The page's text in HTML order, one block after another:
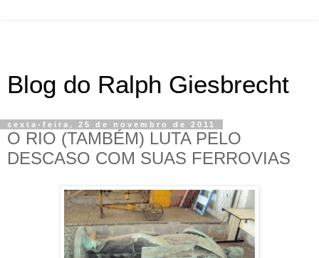
Blog do Ralph Giesbrecht
sexta-feira, 25 de novembro de 2011
O RIO (TAMBÉM) LUTA PELO
DESCASO COM SUAS FERROVIAS